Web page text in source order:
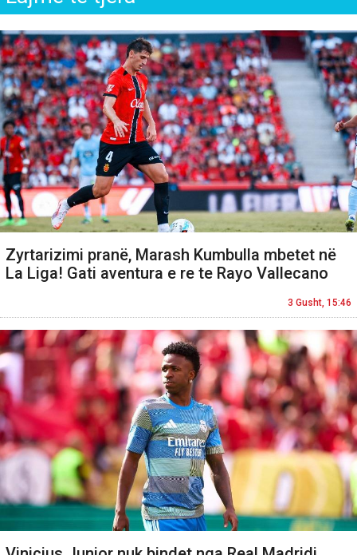
Zyrtarizimi pranë, Marash Kumbulla mbetet në
La Liga! Gati aventura e re te Rayo Vallecano
3 Gusht, 15:46